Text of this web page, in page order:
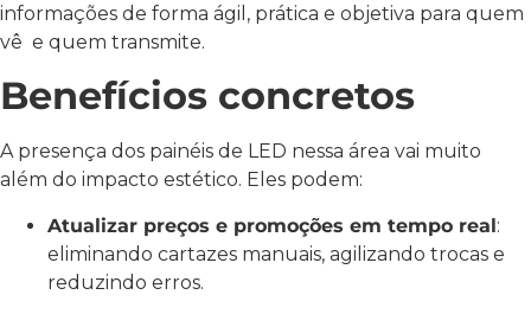
informações de forma ágil, prática e objetiva para quem
vê e quem transmite.
Benefícios concretos
A presença dos painéis de LED nessa área vai muito
além do impacto estético. Eles podem:
Atualizar preços e promoções em tempo real:
eliminando cartazes manuais, agilizando trocas e
reduzindo erros.